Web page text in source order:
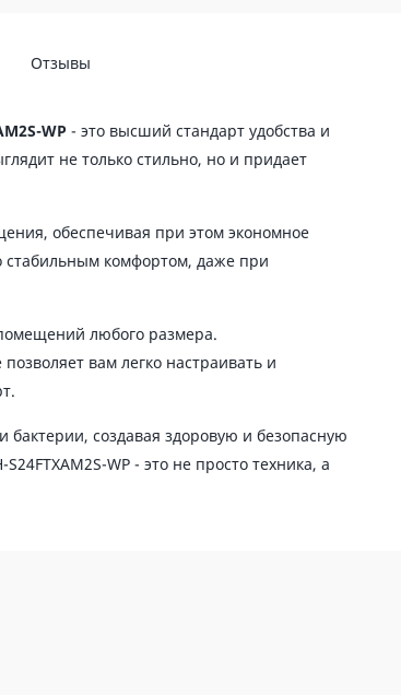
Отзывы
WP - это высший стандарт удобства и
не только стильно, но и придает
обеспечивая при этом экономное
стабильным комфортом, даже при
любого размера.
вам легко настраивать и
бактерии, создавая здоровую и безопасную
WP - это не просто техника, а